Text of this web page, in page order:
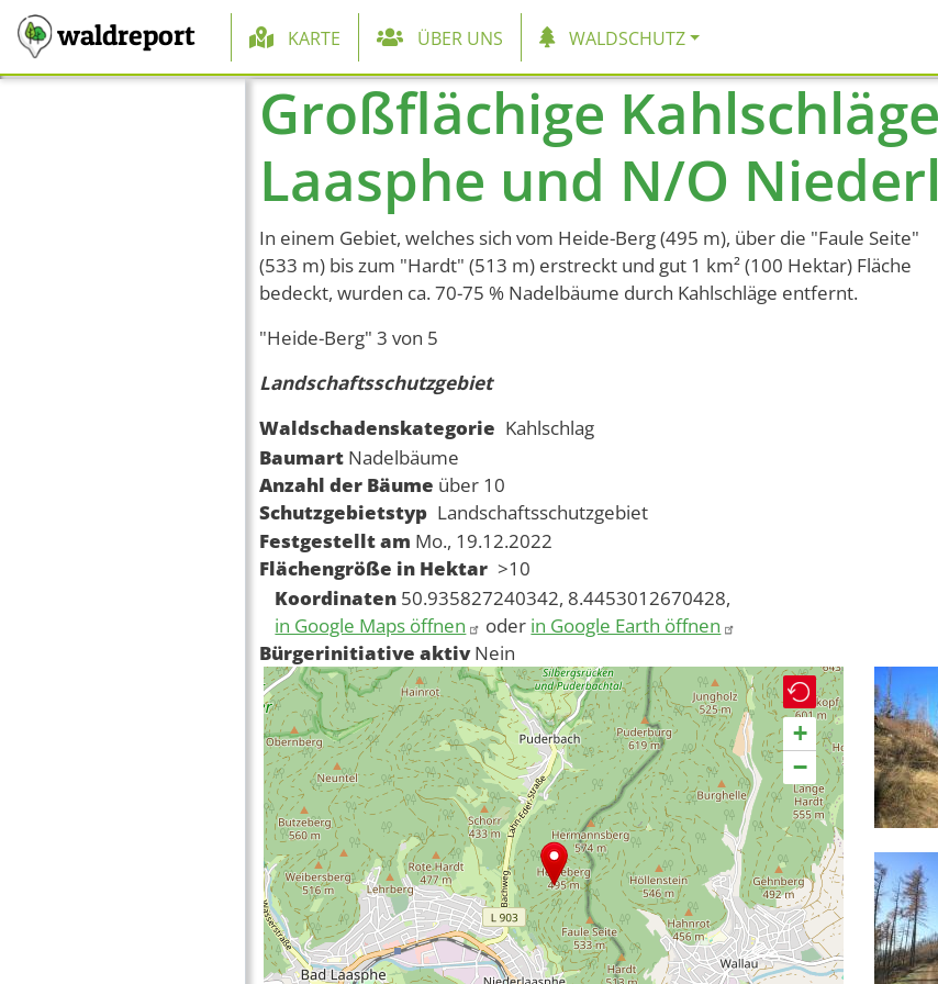
waldreport Hauptnavigation
KARTE ÜBER UNS WALDSCHUTZ
Großflächige
Laasphe und N/O
In einem Gebiet, welches sich vom Heide-Berg (495 m), über die "Faule Seite"
(533 m) bis zum "Hardt" (513 m) erstreckt und gut 1 km² (100 Hektar) Fläche
bedeckt, wurden ca. 70-75 % Nadelbäume durch Kahlschläge entfernt.
"Heide-Berg" 3 von 5
Landschaftsschutzgebiet
Waldschadenskategorie Kahlschlag
Baumart Nadelbäume
Anzahl der Bäume über 10
Schutzgebietstyp Landschaftsschutzgebiet
Festgestellt am Mo., 19.12.2022
Flächengröße in Hektar >10
Koordinaten 50.935827240342, 8.4453012670428,
in Google Maps öffnen
oder in Google Earth öffnen
Bürgerinitiative aktiv Nein
+
−